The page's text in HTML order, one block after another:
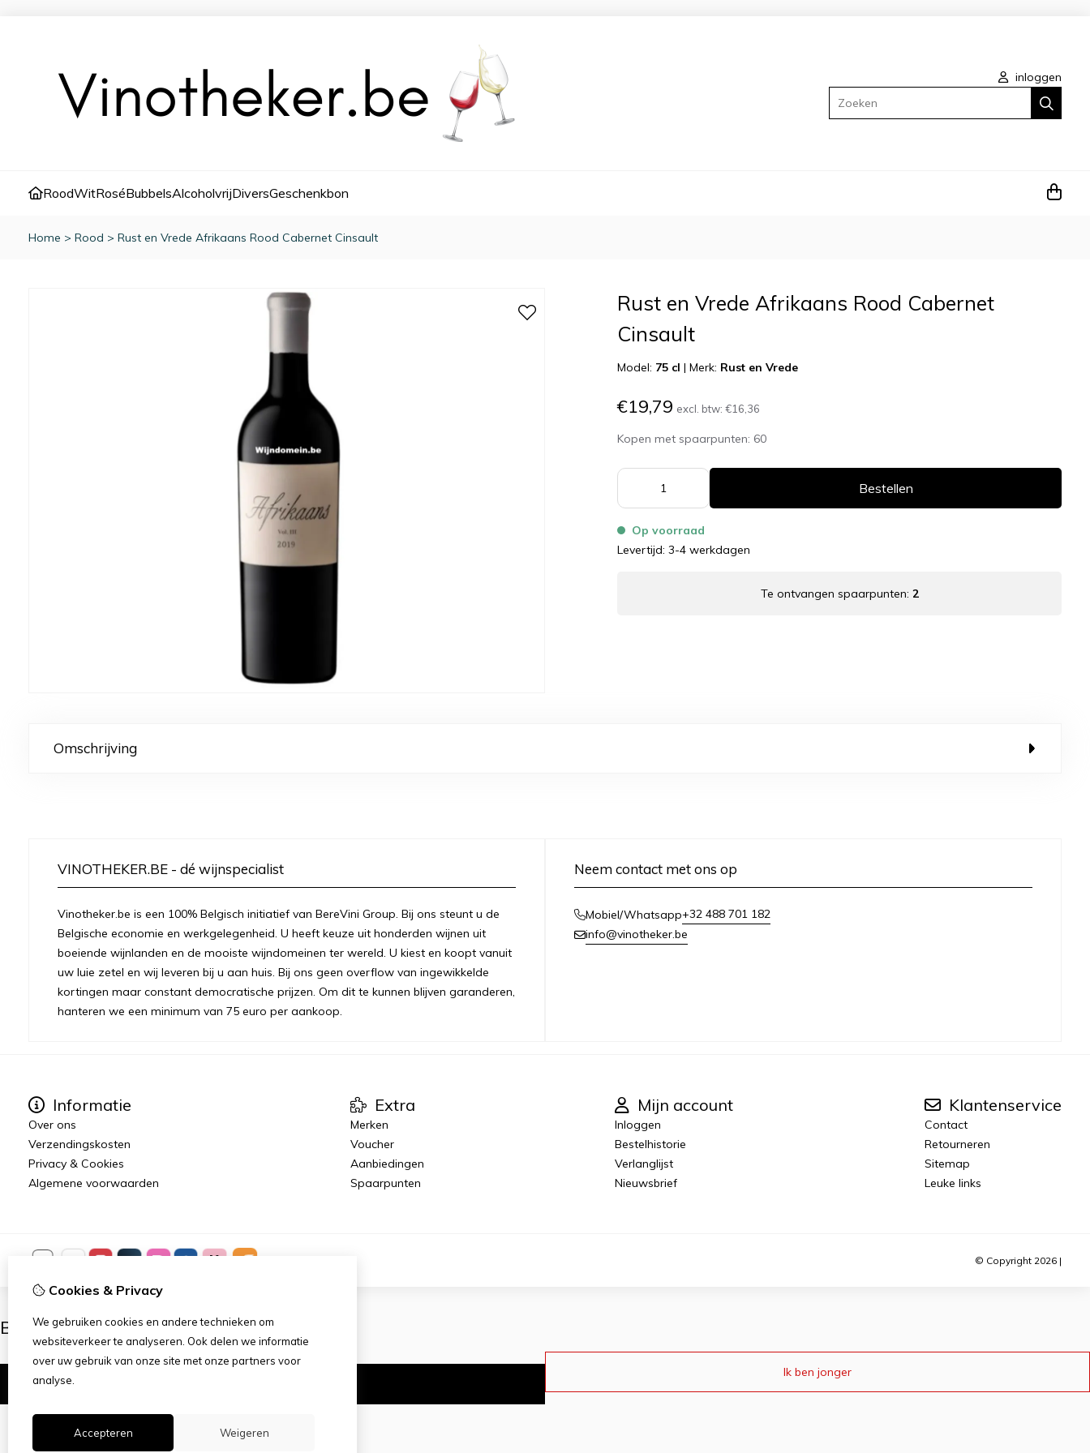
inloggen
Zoeken
RoodWitRoséBubbelsAlcoholvrijDiversGeschenkbon
Home > Rood > Rust en Vrede Afrikaans Rood Cabernet Cinsault
Rust en Vrede Afrikaans Rood Cabernet
Cinsault
Model: 75 cl |Merk: Rust en Vrede
€19,79 excl. btw:€16,36
Kopen met spaarpunten: 60
Bestellen
Op voorraad
Levertijd: 3-4 werkdagen
Te ontvangen spaarpunten: 2
Omschrijving
VINOTHEKER.BE - dé wijnspecialist
Vinotheker.be is een 100% Belgisch initiatief van BereVini Group. Bij ons steunt u de
Belgische economie en werkgelegenheid. U heeft keuze uit honderden wijnen uit
boeiende wijnlanden en de mooiste wijndomeinen ter wereld. U kiest en koopt vanuit
uw luie zetel en wij leveren bij u aan huis. Bij ons geen overflow van ingewikkelde
kortingen maar constant democratische prijzen. Om dit te kunnen blijven garanderen,
hanteren we een minimum van 75 euro per aankoop.
Neem contact met ons op
Mobiel/Whatsapp+32 488 701 182
info@vinotheker.be
Informatie
Over ons
Verzendingskosten
Privacy & Cookies
Algemene voorwaarden
Extra
Merken
Voucher
Aanbiedingen
Spaarpunten
Mijn account
Inloggen
Bestelhistorie
Verlanglijst
Nieuwsbrief
Klantenservice
Contact
Retourneren
Sitemap
Leuke links
© Copyright 2026 |
Cookies & Privacy
We gebruiken cookies en andere technieken om
websiteverkeer te analyseren. Ook delen we informatie
over uw gebruik van onze site met onze partners voor
analyse.
Accepteren Weigeren
Ben je 18 of ouder?
Ik ben jonger